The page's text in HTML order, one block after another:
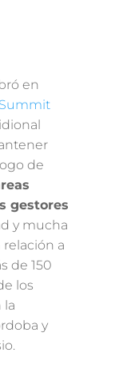
en
de
gestores
y mucha
a
de 150
los
la
y